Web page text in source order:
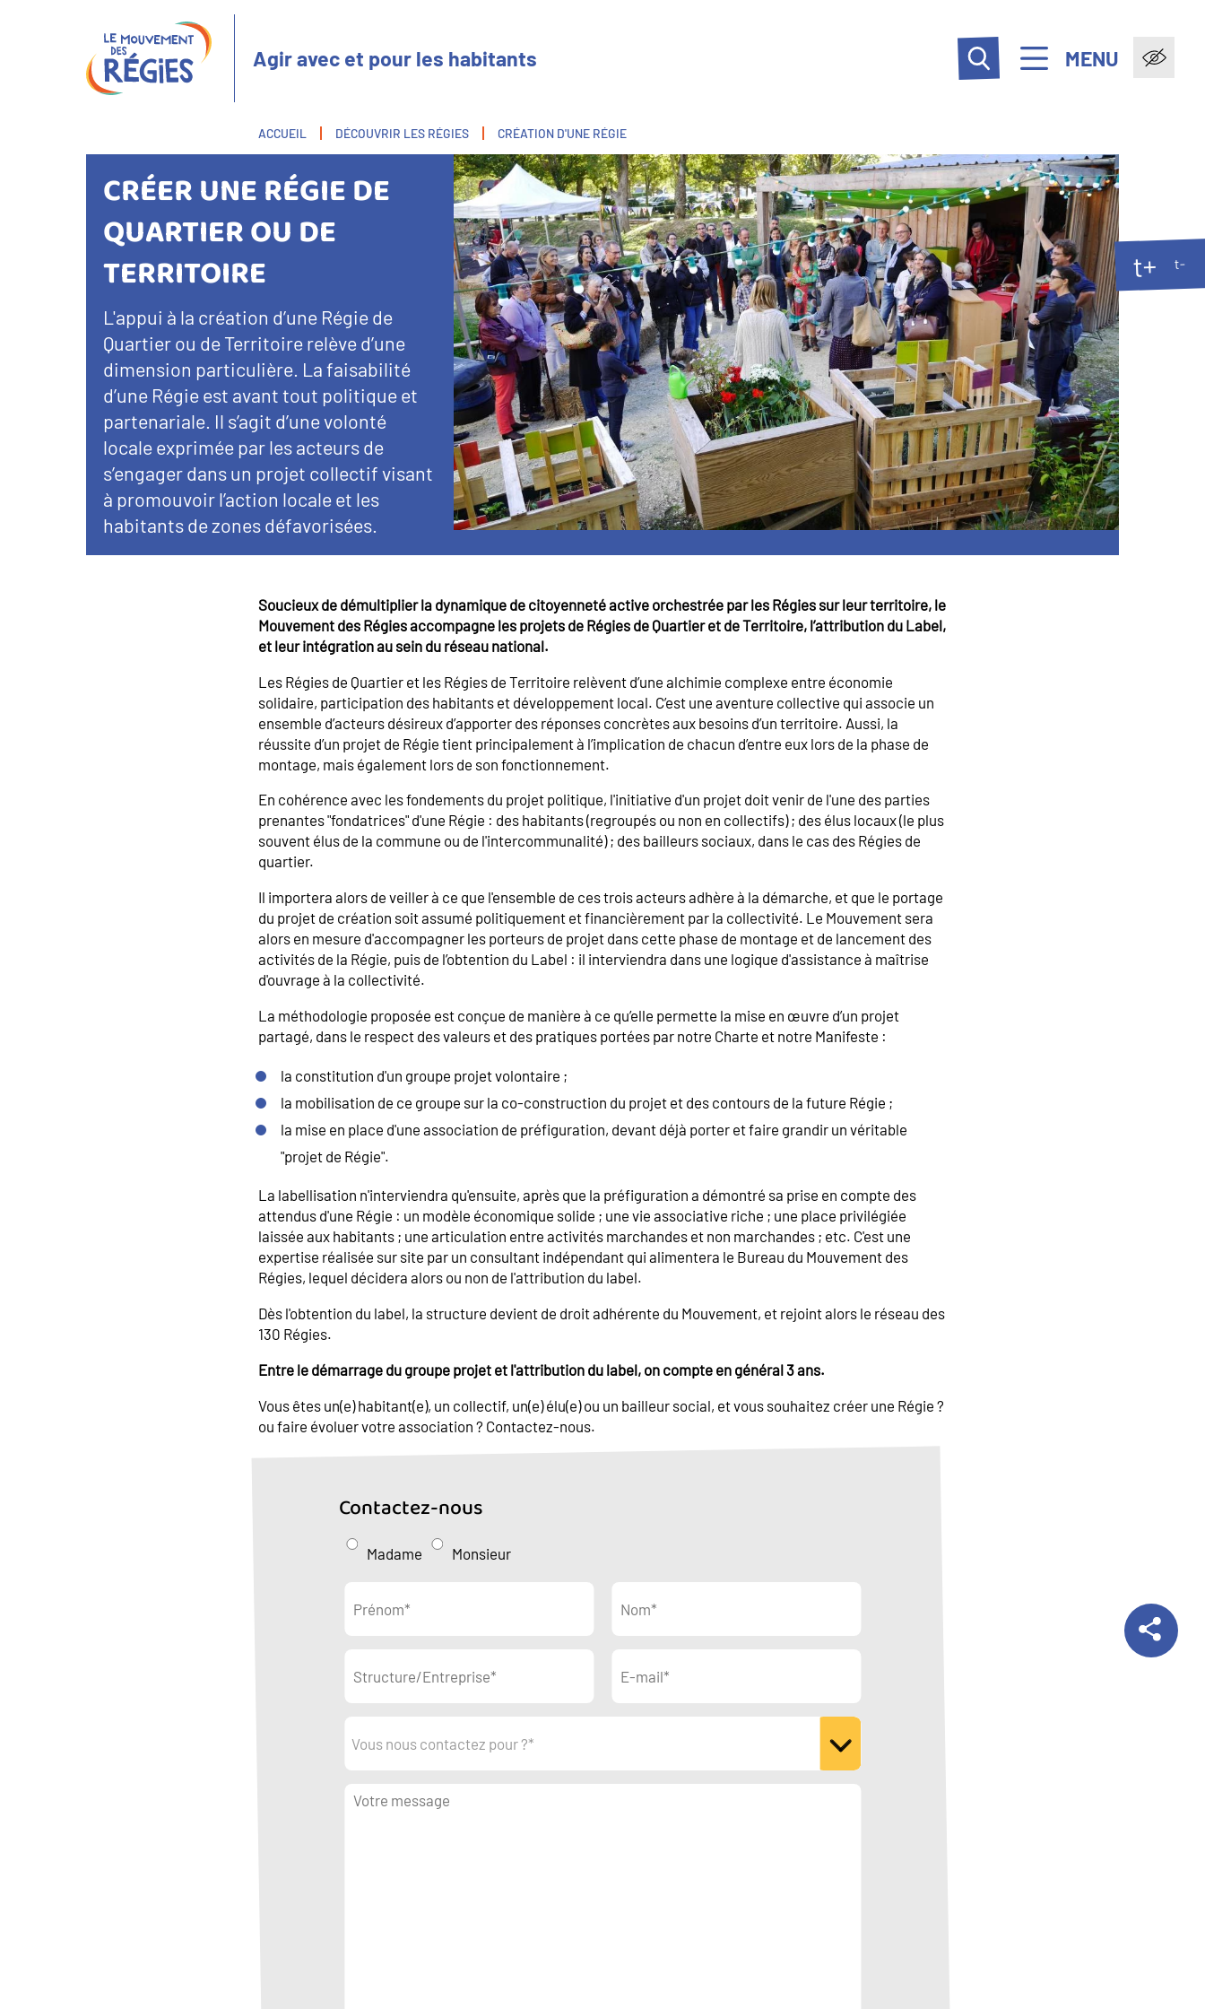
Agir avec et pour les habitants MENU
Fil
d'Ariane
ACCUEIL DÉCOUVRIR LES RÉGIES CRÉATION D'UNE RÉGIE
CRÉER UNE RÉGIE DE
QUARTIER OU DE
TERRITOIRE
Texte
d’introduction
L'appui à la création d’une Régie de
Quartier ou de Territoire relève d’une
dimension particulière. La faisabilité
d’une Régie est avant tout politique et
partenariale. Il s’agit d’une volonté
locale exprimée par les acteurs de
s’engager dans un projet collectif visant
à promouvoir l’action locale et les
habitants de zones défavorisées.
Image
Soucieux de démultiplier la dynamique de citoyenneté active orchestrée par les Régies sur leur territoire, le
Mouvement des Régies accompagne les projets de Régies de Quartier et de Territoire, l’attribution du Label,
et leur intégration au sein du réseau national.
Les Régies de Quartier et les Régies de Territoire relèvent d’une alchimie complexe entre économie
solidaire, participation des habitants et développement local. C’est une aventure collective qui associe un
ensemble d’acteurs désireux d’apporter des réponses concrètes aux besoins d’un territoire. Aussi, la
réussite d’un projet de Régie tient principalement à l’implication de chacun d’entre eux lors de la phase de
montage, mais également lors de son fonctionnement.
En cohérence avec les fondements du projet politique, l'initiative d'un projet doit venir de l'une des parties
prenantes "fondatrices" d'une Régie : des habitants (regroupés ou non en collectifs) ; des élus locaux (le plus
souvent élus de la commune ou de l'intercommunalité) ; des bailleurs sociaux, dans le cas des Régies de
quartier.
Il importera alors de veiller à ce que l'ensemble de ces trois acteurs adhère à la démarche, et que le portage
du projet de création soit assumé politiquement et financièrement par la collectivité. Le Mouvement sera
alors en mesure d'accompagner les porteurs de projet dans cette phase de montage et de lancement des
activités de la Régie, puis de l’obtention du Label : il interviendra dans une logique d'assistance à maîtrise
d'ouvrage à la collectivité.
La méthodologie proposée est conçue de manière à ce qu’elle permette la mise en œuvre d’un projet
partagé, dans le respect des valeurs et des pratiques portées par notre Charte et notre Manifeste :
la constitution d'un groupe projet volontaire ;
la mobilisation de ce groupe sur la co-construction du projet et des contours de la future Régie ;
la mise en place d'une association de préfiguration, devant déjà porter et faire grandir un véritable
"projet de Régie".
La labellisation n'interviendra qu'ensuite, après que la préfiguration a démontré sa prise en compte des
attendus d'une Régie : un modèle économique solide ; une vie associative riche ; une place privilégiée
laissée aux habitants ; une articulation entre activités marchandes et non marchandes ; etc. C'est une
expertise réalisée sur site par un consultant indépendant qui alimentera le Bureau du Mouvement des
Régies, lequel décidera alors ou non de l'attribution du label.
Dès l'obtention du label, la structure devient de droit adhérente du Mouvement, et rejoint alors le réseau des
130 Régies.
Entre le démarrage du groupe projet et l'attribution du label, on compte en général 3 ans.
Vous êtes un(e) habitant(e), un collectif, un(e) élu(e) ou un bailleur social, et vous souhaitez créer une Régie ?
ou faire évoluer votre association ? Contactez-nous.
Contactez-nous
Madame Monsieur
Vous nous contactez pour ?*
t+ t-